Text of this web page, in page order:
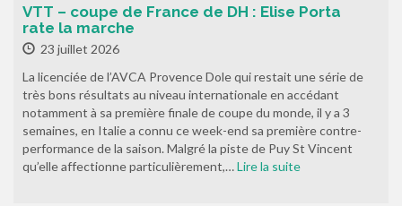
VTT – coupe de France de DH : Elise Porta
rate la marche
23 juillet 2026
La licenciée de l’AVCA Provence Dole qui restait une série de
très bons résultats au niveau internationale en accédant
notamment à sa première finale de coupe du monde, il y a 3
semaines, en Italie a connu ce week-end sa première contre-
performance de la saison. Malgré la piste de Puy St Vincent
qu’elle affectionne particulièrement,…Lire la suite